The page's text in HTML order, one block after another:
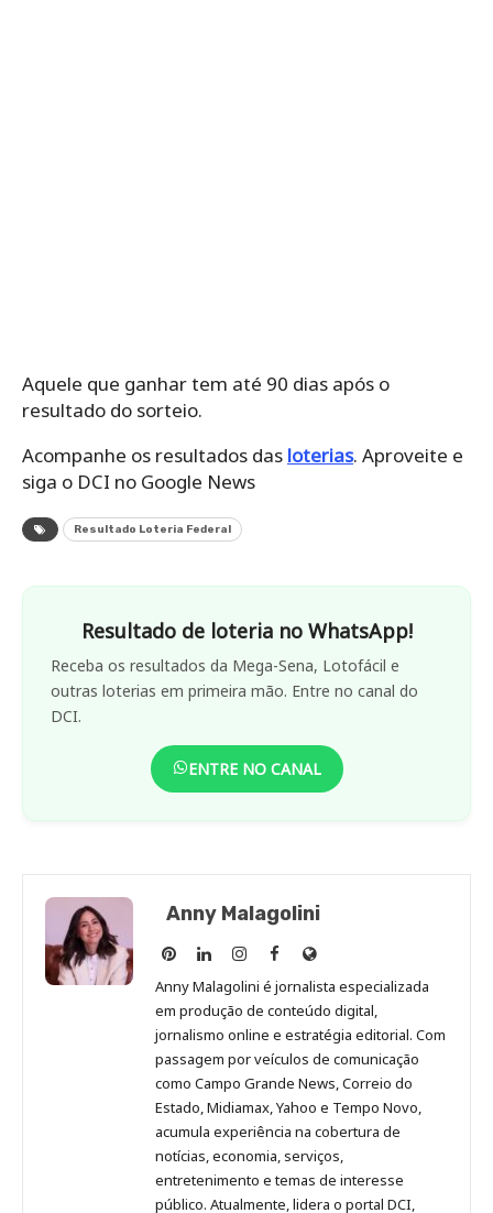
Aquele que ganhar tem até 90 dias após o
resultado do sorteio.
Acompanhe os resultados das loterias. Aproveite e
siga o DCI no Google News
Resultado Loteria Federal
Resultado de loteria no WhatsApp!
Receba os resultados da Mega-Sena, Lotofácil e
outras loterias em primeira mão. Entre no canal do
DCI.
ENTRE NO CANAL
Anny Malagolini
Anny
Malagolini
no
Pinterest
Anny
Malagolini
no
LinkedIn
Anny
Malagolini
no
Instagram
Anny
Malagolini
no
Facebook
Site
de
Anny
Malagolini
Anny Malagolini é jornalista especializada
em produção de conteúdo digital,
jornalismo online e estratégia editorial. Com
passagem por veículos de comunicação
como Campo Grande News, Correio do
Estado, Midiamax, Yahoo e Tempo Novo,
acumula experiência na cobertura de
notícias, economia, serviços,
entretenimento e temas de interesse
público. Atualmente, lidera o portal DCI,